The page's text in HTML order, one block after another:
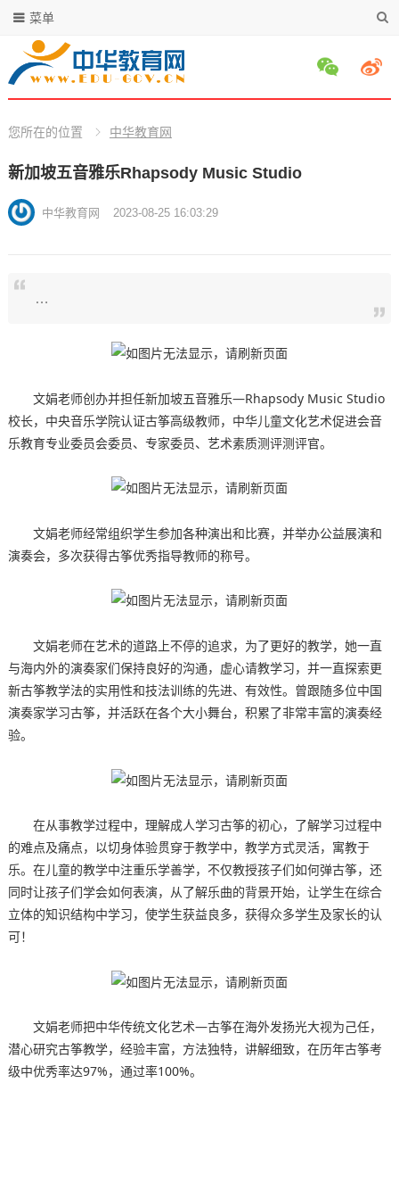
菜单
您所在的位置 中华教育网
新加坡五音雅乐Rhapsody Music Studio
中华教育网 2023-08-25 16:03:29
…
文娟老师创办并担任新加坡五音雅乐—Rhapsody Music Studio
校长，中央音乐学院认证古筝高级教师，中华儿童文化艺术促进会音
乐教育专业委员会委员、专家委员、艺术素质测评测评官。
文娟老师经常组织学生参加各种演出和比赛，并举办公益展演和
演奏会，多次获得古筝优秀指导教师的称号。
文娟老师在艺术的道路上不停的追求，为了更好的教学，她一直
与海内外的演奏家们保持良好的沟通，虚心请教学习，并一直探索更
新古筝教学法的实用性和技法训练的先进、有效性。曾跟随多位中国
演奏家学习古筝，并活跃在各个大小舞台，积累了非常丰富的演奏经
验。
在从事教学过程中，理解成人学习古筝的初心，了解学习过程中
的难点及痛点，以切身体验贯穿于教学中，教学方式灵活，寓教于
乐。在儿童的教学中注重乐学善学，不仅教授孩子们如何弹古筝，还
同时让孩子们学会如何表演，从了解乐曲的背景开始，让学生在综合
立体的知识结构中学习，使学生获益良多，获得众多学生及家长的认
可！
文娟老师把中华传统文化艺术—古筝在海外发扬光大视为己任，
潜心研究古筝教学，经验丰富，方法独特，讲解细致，在历年古筝考
级中优秀率达97%，通过率100%。